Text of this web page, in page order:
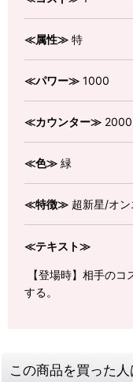
≪属性≫ 特
≪パワー≫ 1000
≪カウンター≫ 2000
≪色≫ 緑
≪特徴≫ 超新星/オ
≪テキスト≫
【登場時】相手のコ
する。
この商品を買った